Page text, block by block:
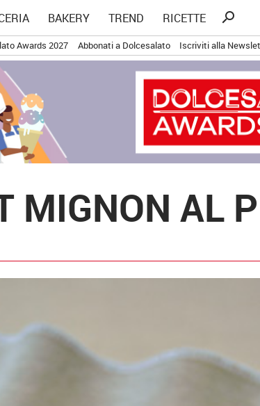
BAKERY TREND RICETTE
Ricerca
search
Awards 2027 Abbonati a Dolcesalato Iscriviti alla
MIGNON AL